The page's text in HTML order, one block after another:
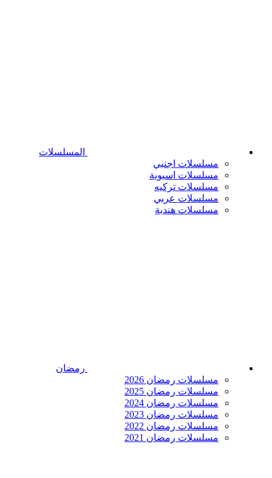
المسلسلات
مسلسلات اجنبي
مسلسلات اسيوية
مسلسلات تركيه
مسلسلات عربي
مسلسلات هندية
رمضان
مسلسلات رمضان 2026
مسلسلات رمضان 2025
مسلسلات رمضان 2024
مسلسلات رمضان 2023
مسلسلات رمضان 2022
مسلسلات رمضان 2021